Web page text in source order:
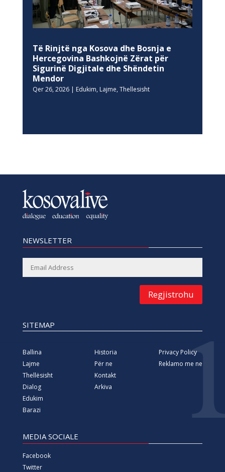
Të Rinjtë nga Kosova dhe Bosnja e
Hercegovina Bashkojnë Zërat për
Sigurinë Digjitale dhe Shëndetin
Mendor
Qer 26, 2026| Edukim, Lajme, Thellesisht
NEWSLETTER
Regjistrohu
SITEMAP
Ballina
Lajme
Thellësisht
Dialog
Edukim
Barazi
Historia
Për ne
Kontakt
Arkiva
Privacy Policy
Reklamo me ne
MEDIA SOCIALE
Facebook
Twitter